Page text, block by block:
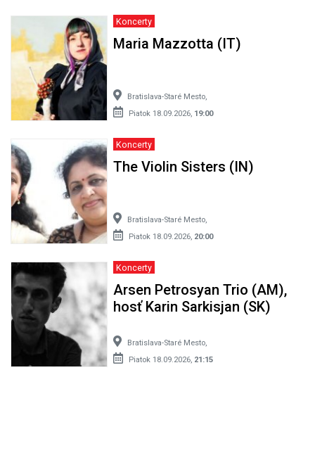
Koncerty
Maria Mazzotta (IT)
Bratislava-Staré Mesto,
Piatok 18.09.2026, 19:00
Koncerty
The Violin Sisters (IN)
Bratislava-Staré Mesto,
Piatok 18.09.2026, 20:00
Koncerty
Arsen Petrosyan Trio (AM),
hosť Karin Sarkisjan (SK)
Bratislava-Staré Mesto,
Piatok 18.09.2026, 21:15